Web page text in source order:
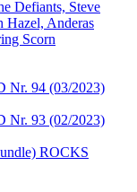
Nr. 94 (03/2023)
Nr. 93 (02/2023)
ROCKS